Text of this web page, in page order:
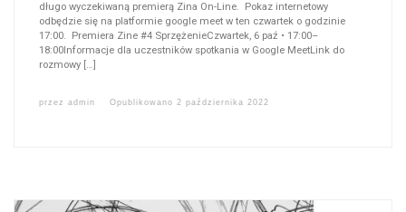
długo wyczekiwaną premierą Zina On-Line. Pokaz internetowy
odbędzie się na platformie google meet w ten czwartek o godzinie
17:00. Premiera Zine #4 SprzężenieCzwartek, 6 paź • 17:00–
18:00Informacje dla uczestników spotkania w Google MeetLink do
rozmowy […]
przezadmin Opublikowano 2 października 2022